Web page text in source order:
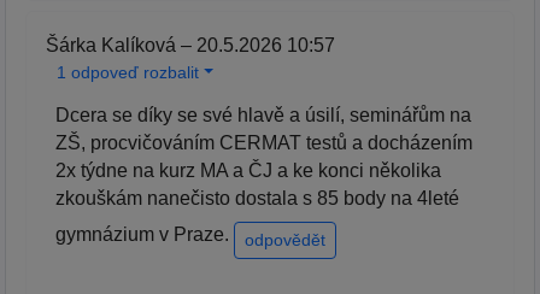
Šárka Kalíková – 20.5.2026 10:57
1 odpoveď rozbalit
Dcera se díky se své hlavě a úsilí, seminářům na
ZŠ, procvičováním CERMAT testů a docházením
2x týdne na kurz MA a ČJ a ke konci několika
zkouškám nanečisto dostala s 85 body na 4leté
gymnázium v Praze.
odpovědět